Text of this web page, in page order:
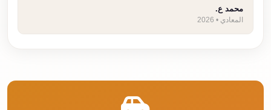
محمد ع.
المعادي • 2026